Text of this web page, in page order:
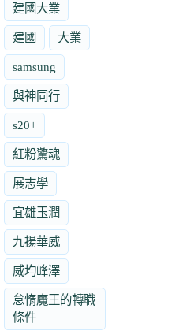
建國大業
建國 大業
samsung
與神同行
s20+
紅粉驚魂
展志學
宜雄玉潤
九揚華威
威均峰澤
怠惰魔王的轉職
條件